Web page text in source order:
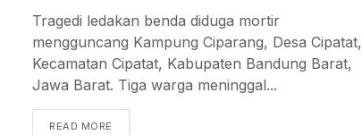
Tragedi ledakan benda diduga mortir
mengguncang Kampung Ciparang, Desa Cipatat,
Kecamatan Cipatat, Kabupaten Bandung Barat,
Jawa Barat. Tiga warga meninggal...
READ MORE